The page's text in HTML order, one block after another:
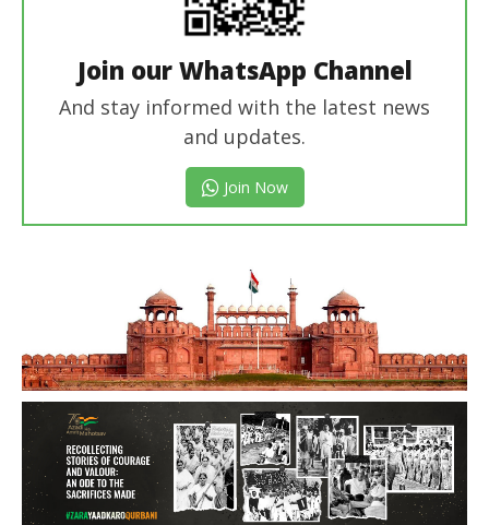
Join our WhatsApp Channel
And stay informed with the latest news
and updates.
Join Now